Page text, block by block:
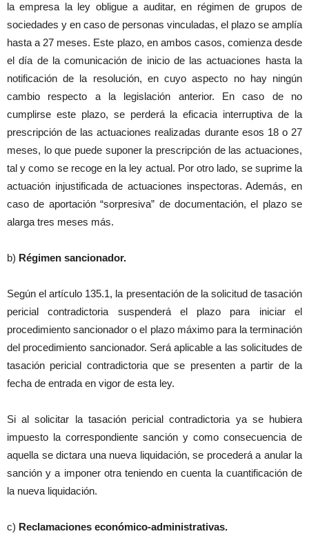
la empresa la ley obligue a auditar, en régimen de grupos de
sociedades y en caso de personas vinculadas, el plazo se amplía
hasta a 27 meses. Este plazo, en ambos casos, comienza desde
el día de la comunicación de inicio de las actuaciones hasta la
notificación de la resolución, en cuyo aspecto no hay ningún
cambio respecto a la legislación anterior. En caso de no
cumplirse este plazo, se perderá la eficacia interruptiva de la
prescripción de las actuaciones realizadas durante esos 18 o 27
meses, lo que puede suponer la prescripción de las actuaciones,
tal y como se recoge en la ley actual. Por otro lado, se suprime la
actuación injustificada de actuaciones inspectoras. Además, en
caso de aportación “sorpresiva” de documentación, el plazo se
alarga tres meses más.
b) Régimen sancionador.
Según el artículo 135.1, la presentación de la solicitud de tasación
pericial contradictoria suspenderá el plazo para iniciar el
procedimiento sancionador o el plazo máximo para la terminación
del procedimiento sancionador. Será aplicable a las solicitudes de
tasación pericial contradictoria que se presenten a partir de la
fecha de entrada en vigor de esta ley.
Si al solicitar la tasación pericial contradictoria ya se hubiera
impuesto la correspondiente sanción y como consecuencia de
aquella se dictara una nueva liquidación, se procederá a anular la
sanción y a imponer otra teniendo en cuenta la cuantificación de
la nueva liquidación.
c) Reclamaciones económico-administrativas.